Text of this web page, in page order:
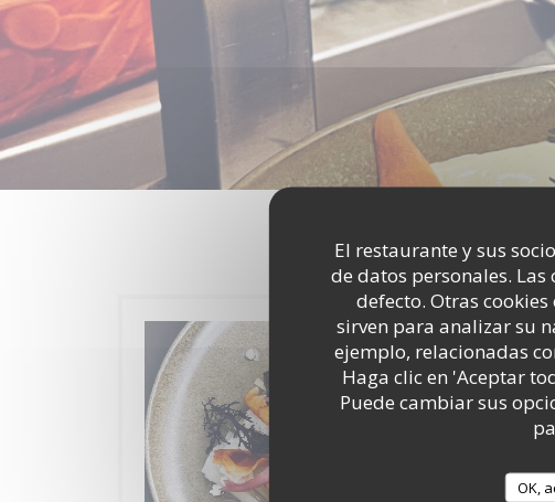
El restaurante y sus
de datos personales.
defecto. Otras
sirven para analizar su
ejemplo, relacionadas
Haga clic en 'Aceptar
Puede cambiar sus
OK,